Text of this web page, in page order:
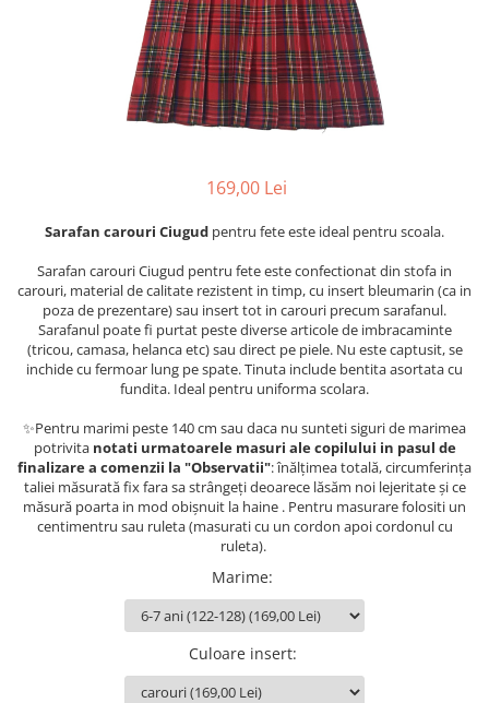
169,00 Lei
Sarafan carouri Ciugud pentru fete este ideal pentru scoala.
Sarafan carouri Ciugud pentru fete este confectionat din stofa in
carouri, material de calitate rezistent in timp, cu insert bleumarin (ca in
poza de prezentare) sau insert tot in carouri precum sarafanul.
Sarafanul poate fi purtat peste diverse articole de imbracaminte
(tricou, camasa, helanca etc) sau direct pe piele. Nu este captusit, se
inchide cu fermoar lung pe spate. Tinuta include bentita asortata cu
fundita. Ideal pentru uniforma scolara.
✨Pentru marimi peste 140 cm sau daca nu sunteti siguri de marimea
potrivita notati urmatoarele masuri ale copilului in pasul de
finalizare a comenzii la "Observatii": înălțimea totală, circumferința
taliei măsurată fix fara sa strângeți deoarece lăsăm noi lejeritate și ce
măsură poarta in mod obișnuit la haine . Pentru masurare folositi un
centimentru sau ruleta (masurati cu un cordon apoi cordonul cu
ruleta).
Marime:
Culoare insert: